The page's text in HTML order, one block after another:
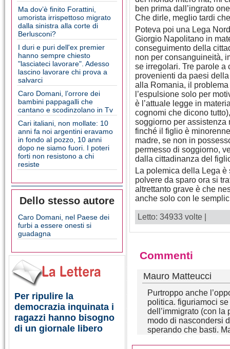
Ma dov’è finito Forattini,
umorista irrispettoso migrato
dalla sinistra alla corte di
Berlusconi?
I duri e puri dell'ex premier
hanno sempre chiesto
"lasciateci lavorare". Adesso
lascino lavorare chi prova a
salvarci
Caro Domani, l’orrore dei
bambini pappagalli che
cantano e scodinzolano in Tv
Cari italiani, non mollate: 10
anni fa noi argentini eravamo
in fondo al pozzo, 10 anni
dopo ne siamo fuori. I poteri
forti non resistono a chi
resiste
Dello stesso autore
Caro Domani, nel Paese dei
furbi a essere onesti si
guadagna
Per ripulire la
democrazia inquinata i
ragazzi hanno bisogno
di un giornale libero
ben prima dall’ingrato
Che dirle, meglio tardi
Poteva poi una Lega
Giorgio Napolitano in
conseguimento della
non per consanguineità,
se irregolari. Tre parole a
provenienti da paesi
alla Romania, il
l’espulsione solo per
è l’attuale legge in
cognomi che dicono
soggiorno per assistenza
finché il figlio è
madre, se non in
permesso di soggiorno,
dalla cittadinanza del
La polemica della Lega
polvere da sparo ora si
altrettanto grave è che
anche solo con le
Letto: 34933 volte |
Commenti
Mauro Matteucci
Purtroppo anche
politica. figuriamoci
dell’immigrato (con
modo di nascondersi
sperando che basti.